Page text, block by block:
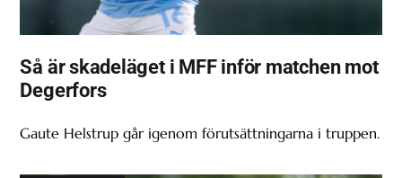
Så är skadeläget i MFF inför matchen mot
Degerfors
Gaute Helstrup går igenom förutsättningarna i truppen.